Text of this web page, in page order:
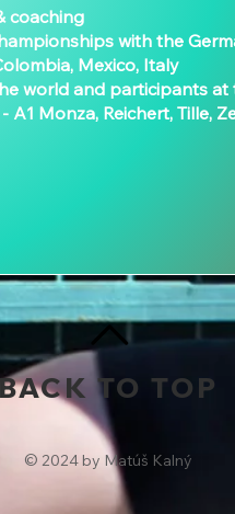
coaching
with the
Mexico, Italy
world and participants at
A1 Monza, Reichert, Tille,
TO TOP
© 2024 by Matúš Kalný